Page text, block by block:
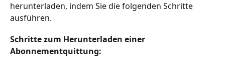
herunterladen, indem Sie die folgenden Schritte
ausführen.
Schritte zum Herunterladen einer
Abonnementquittung: